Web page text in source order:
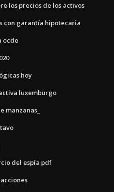
los precios de los activos
con garantía hipotecaria
ocde
hoy
luxemburgo
manzanas_
del espía pdf